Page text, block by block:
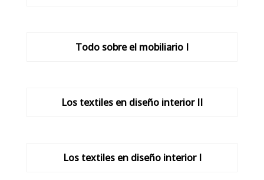
Todo sobre el mobiliario I
Los textiles en diseño interior II
Los textiles en diseño interior I